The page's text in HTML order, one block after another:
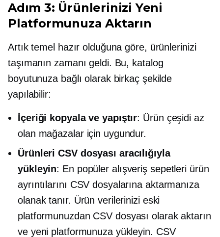
Adım 3: Ürünlerinizi Yeni
Platformunuza Aktarın
Artık temel hazır olduğuna göre, ürünlerinizi
taşımanın zamanı geldi. Bu, katalog
boyutunuza bağlı olarak birkaç şekilde
yapılabilir:
İçeriği kopyala ve yapıştır: Ürün çeşidi az
olan mağazalar için uygundur.
Ürünleri CSV dosyası aracılığıyla
yükleyin: En popüler alışveriş sepetleri ürün
ayrıntılarını CSV dosyalarına aktarmanıza
olanak tanır. Ürün verilerinizi eski
platformunuzdan CSV dosyası olarak aktarın
ve yeni platformunuza yükleyin. CSV